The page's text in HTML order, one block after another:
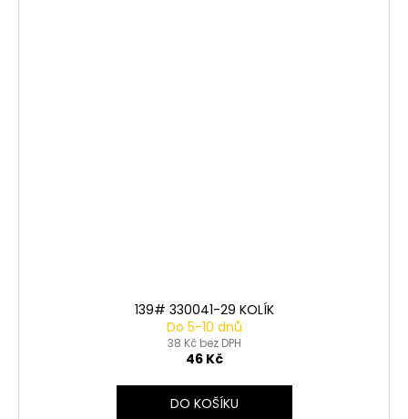
139# 330041-29 KOLÍK
Do 5-10 dnů
38 Kč bez DPH
46 Kč
DO KOŠÍKU